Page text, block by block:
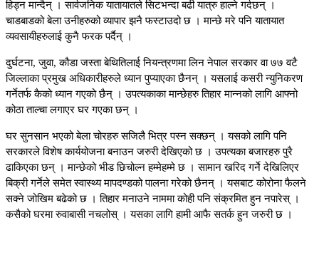
हिड्न मान्दैन् । सार्वजनिक यातायातले सिटभन्दा बढी यात्रु हाल्ने गर्दछन् ।
चाडबाडको बेला उनीहरुको व्यापार झनै फस्टाउदो छ । मान्छे मरे पनि यातायात
व्यवसायीहरुलाई कुनै फरक पर्दैन् ।
दुर्घटना, जुवा, कौडा जस्ता बेथितिलाई नियन्त्रणमा लिन नेपाल सरकार वा ७७ वटै
जिल्लाका प्रमुख अधिकारीहरुले ध्यान पुप्याएका छैनन् । यसलाई कसरी न्युनिकरण
गर्नेतर्फ कैको ध्यान गएको छैन् । उपत्यकाका मान्छेहरु तिहार मान्नको लागि आफ्नो
कोठा ताल्चा लगाएर घर गएका छन् ।
घर सुनसान भएको बेला चोरहरु सजिलै भित्र पस्न सक्छन् । यसको लागि पनि
सरकारले विशेष कार्ययोजना बनाउन जरुरी देखिएको छ । उपत्यका बजारहरु पुरै
ढाकिएका छन् । मान्छेको भीड छिचोल्न हम्मेहम्मे छ । सामान खरिद गर्ने देखिलिएर
बिक्री गर्नेले समेत स्वास्थ्य मापदण्डको पालना गरेको छैनन् । यसबाट कोरोना फैलने
सक्ने जोखिम बढेको छ । तिहार मनाउने नाममा कोही पनि संक्रमित हुन नपारेस् ।
कसैको घरमा रुवाबासी नचलोस् । यसका लागि हामी आफै सतर्क हुन जरुरी छ ।